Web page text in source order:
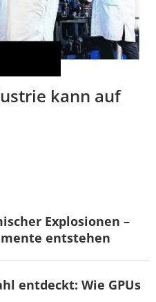
kann auf
Explosionen –
entstehen
entdeckt: Wie GPUs